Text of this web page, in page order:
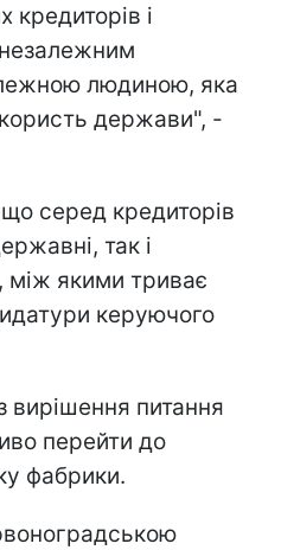
кредиторів і
людиною, яка
держави", -
серед кредиторів
так і
між якими триває
керуючого
вирішення питання
перейти до
фабрики.